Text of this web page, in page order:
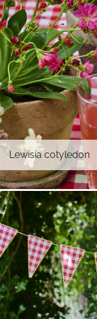
Lewisia cotyledon